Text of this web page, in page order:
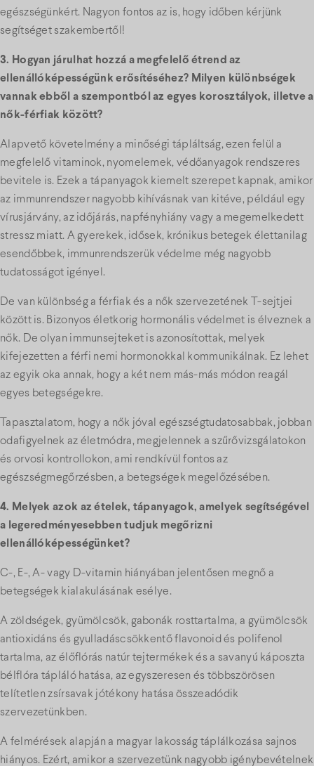
egészségünkért. Nagyon fontos az is, hogy időben kérjünk
segítséget szakembertől!
3. Hogyan járulhat hozzá a megfelelő étrend az
ellenállóképességünk erősítéséhez? Milyen különbségek
vannak ebből a szempontból az egyes korosztályok, illetve a
nők-férfiak között?
Alapvető követelmény a minőségi tápláltság, ezen felül a
megfelelő vitaminok, nyomelemek, védőanyagok rendszeres
bevitele is. Ezek a tápanyagok kiemelt szerepet kapnak, amikor
az immunrendszer nagyobb kihívásnak van kitéve, például egy
vírusjárvány, az időjárás, napfényhiány vagy a megemelkedett
stressz miatt. A gyerekek, idősek, krónikus betegek élettanilag
esendőbbek, immunrendszerük védelme még nagyobb
tudatosságot igényel.
De van különbség a férfiak és a nők szervezetének T-sejtjei
között is. Bizonyos életkorig hormonális védelmet is élveznek a
nők. De olyan immunsejteket is azonosítottak, melyek
kifejezetten a férfi nemi hormonokkal kommunikálnak. Ez lehet
az egyik oka annak, hogy a két nem más-más módon reagál
egyes betegségekre.
Tapasztalatom, hogy a nők jóval egészségtudatosabbak, jobban
odafigyelnek az életmódra, megjelennek a szűrővizsgálatokon
és orvosi kontrollokon, ami rendkívül fontos az
egészségmegőrzésben, a betegségek megelőzésében.
4. Melyek azok az ételek, tápanyagok, amelyek segítségével
a legeredményesebben tudjuk megőrizni
ellenállóképességünket?
C-, E-, A- vagy D-vitamin hiányában jelentősen megnő a
betegségek kialakulásának esélye.
A zöldségek, gyümölcsök, gabonák rosttartalma, a gyümölcsök
antioxidáns és gyulladáscsökkentő flavonoid és polifenol
tartalma, az élőflórás natúr tejtermékek és a savanyú káposzta
bélflóra tápláló hatása, az egyszeresen és többszörösen
telítetlen zsírsavak jótékony hatása összeadódik
szervezetünkben.
A felmérések alapján a magyar lakosság táplálkozása sajnos
hiányos. Ezért, amikor a szervezetünk nagyobb igénybevételnek